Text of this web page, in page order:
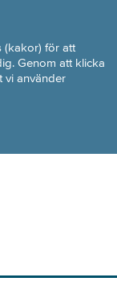
(kakor) för att
Genom att klicka
vi använder